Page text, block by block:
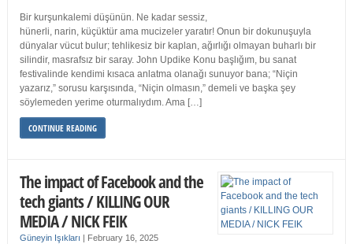
Bir kurşunkalemi düşünün. Ne kadar sessiz,
hünerli, narin, küçüktür ama mucizeler yaratır! Onun bir dokunuşuyla
dünyalar vücut bulur; tehlikesiz bir kaplan, ağırlığı olmayan buharlı bir
silindir, masrafsız bir saray. John Updike Konu başlığım, bu sanat
festivalinde kendimi kısaca anlatma olanağı sunuyor bana; “Niçin
yazarız,” sorusu karşısında, “Niçin olmasın,” demeli ve başka şey
söylemeden yerime oturmalıydım. Ama […]
CONTINUE READING
The impact of Facebook and the
tech giants / KILLING OUR
MEDIA / NICK FEIK
Güneyin Işıkları | February 16, 2025